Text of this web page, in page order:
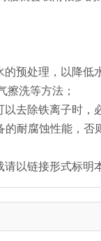
预处理，以降
擦洗等方法；
去除铁离子时，
耐腐蚀性能，否
请以链接形式标